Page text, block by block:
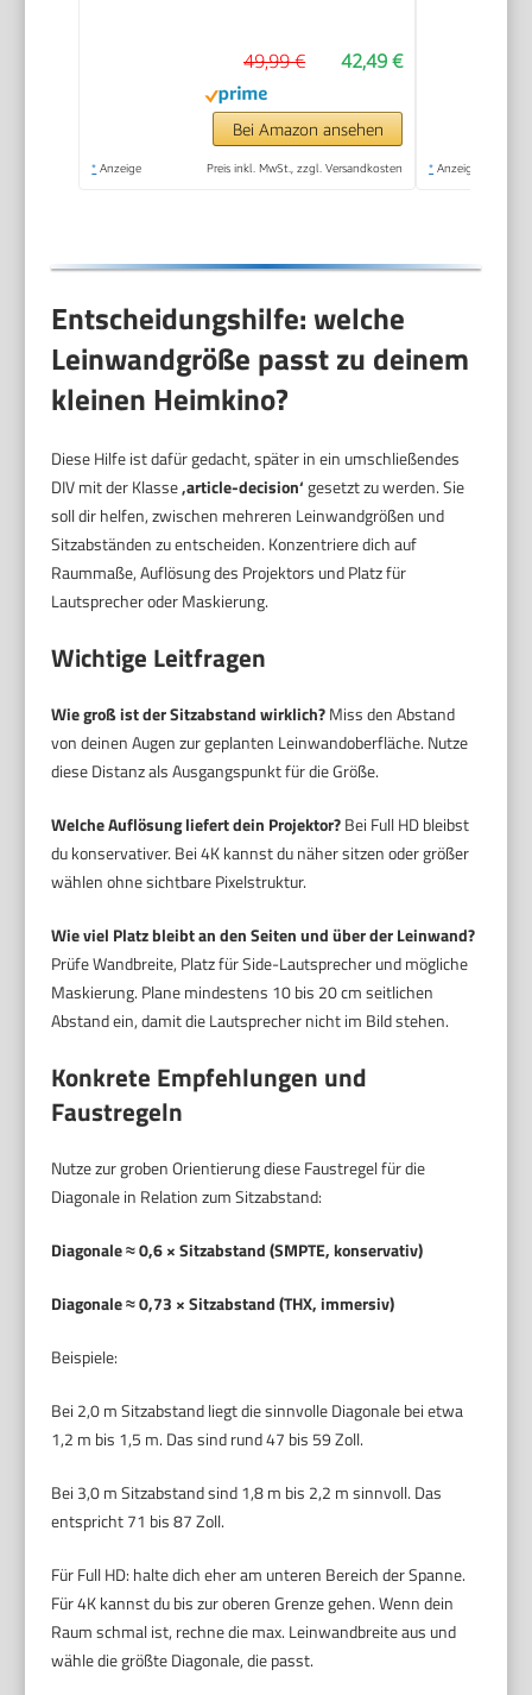
42,49 €
49,99 €
Bei Amazon ansehen
* Anzeige Preis inkl. MwSt., zzgl. Versandkosten * Anzeige
Entscheidungshilfe: welche
Leinwandgröße passt zu deinem
kleinen Heimkino?
Diese Hilfe ist dafür gedacht, später in ein umschließendes
DIV mit der Klasse‚article-decision‘gesetzt zu werden. Sie
soll dir helfen, zwischen mehreren Leinwandgrößen und
Sitzabständen zu entscheiden. Konzentriere dich auf
Raummaße, Auflösung des Projektors und Platz für
Lautsprecher oder Maskierung.
Wichtige Leitfragen
Wie groß ist der Sitzabstand wirklich?Miss den Abstand
von deinen Augen zur geplanten Leinwandoberfläche. Nutze
diese Distanz als Ausgangspunkt für die Größe.
Welche Auflösung liefert dein Projektor?Bei Full HD bleibst
du konservativer. Bei 4K kannst du näher sitzen oder größer
wählen ohne sichtbare Pixelstruktur.
Wie viel Platz bleibt an den Seiten und über der Leinwand?
Prüfe Wandbreite, Platz für Side-Lautsprecher und mögliche
Maskierung. Plane mindestens 10 bis 20 cm seitlichen
Abstand ein, damit die Lautsprecher nicht im Bild stehen.
Konkrete Empfehlungen und
Faustregeln
Nutze zur groben Orientierung diese Faustregel für die
Diagonale in Relation zum Sitzabstand:
Diagonale ≈ 0,6 × Sitzabstand (SMPTE, konservativ)
Diagonale ≈ 0,73 × Sitzabstand (THX, immersiv)
Beispiele:
Bei 2,0 m Sitzabstand liegt die sinnvolle Diagonale bei etwa
1,2 m bis 1,5 m. Das sind rund 47 bis 59 Zoll.
Bei 3,0 m Sitzabstand sind 1,8 m bis 2,2 m sinnvoll. Das
entspricht 71 bis 87 Zoll.
Für Full HD: halte dich eher am unteren Bereich der Spanne.
Für 4K kannst du bis zur oberen Grenze gehen. Wenn dein
Raum schmal ist, rechne die max. Leinwandbreite aus und
wähle die größte Diagonale, die passt.